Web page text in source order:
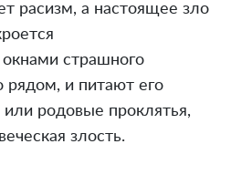
расизм, а настоящее зло
страшного
рядом, и питают его
родовые проклятья,
злость.